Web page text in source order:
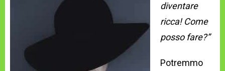
diventare
ricca! Come
posso fare?”
Potremmo